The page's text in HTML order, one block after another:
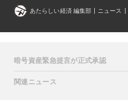
あたらしい経済 編集部 ニュース
暗号資産緊急提言が正式承認
関連ニュース